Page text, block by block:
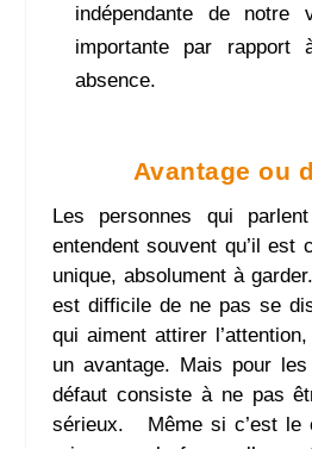
indépendante de notre
importante par rapport
absence.
Avantage ou
Les personnes qui
entendent souvent qu’il est
unique, absolument à
est difficile de ne pas se
qui aiment attirer
un avantage. Mais pour
défaut consiste à ne pas
sérieux. Même si c’est le